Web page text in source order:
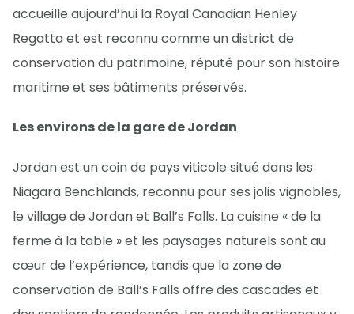
accueille aujourd’hui la Royal Canadian Henley
Regatta et est reconnu comme un district de
conservation du patrimoine, réputé pour son histoire
maritime et ses bâtiments préservés.
Les environs de la gare de Jordan
Jordan est un coin de pays viticole situé dans les
Niagara Benchlands, reconnu pour ses jolis vignobles,
le village de Jordan et Ball’s Falls. La cuisine « de la
ferme à la table » et les paysages naturels sont au
cœur de l’expérience, tandis que la zone de
conservation de Ball’s Falls offre des cascades et